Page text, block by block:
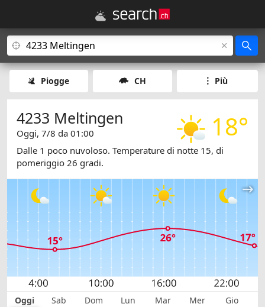
Piogge CH Più
18°
4233 Meltingen
Oggi, 7/8 da 01:00
Dalle 1 poco nuvoloso. Temperature di notte 15, di
pomeriggio 26 gradi.
Oggi Sab Dom Lun Mar Mer Gio